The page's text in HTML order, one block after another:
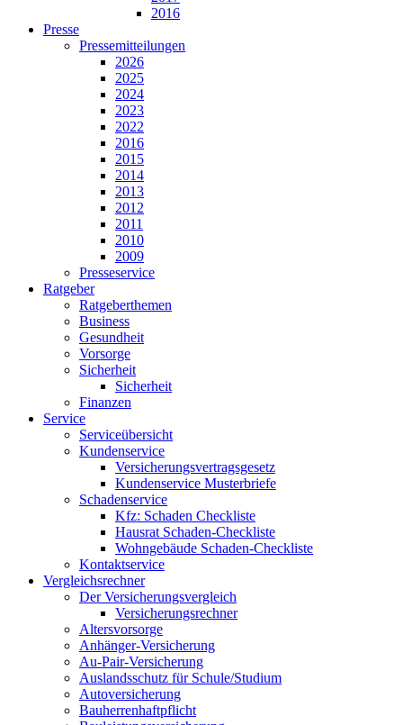
2016
Presse
Pressemitteilungen
2026
2025
2024
2023
2022
2016
2015
2014
2013
2012
2011
2010
2009
Presseservice
Ratgeber
Ratgeberthemen
Business
Gesundheit
Vorsorge
Sicherheit
Sicherheit
Finanzen
Service
Serviceübersicht
Kundenservice
Versicherungsvertragsgesetz
Kundenservice Musterbriefe
Schadenservice
Kfz: Schaden Checkliste
Hausrat Schaden-Checkliste
Wohngebäude Schaden-Checkliste
Kontaktservice
Vergleichsrechner
Der Versicherungsvergleich
Versicherungsrechner
Altersvorsorge
Anhänger-Versicherung
Au-Pair-Versicherung
Auslandsschutz für Schule/Studium
Autoversicherung
Bauherrenhaftpflicht